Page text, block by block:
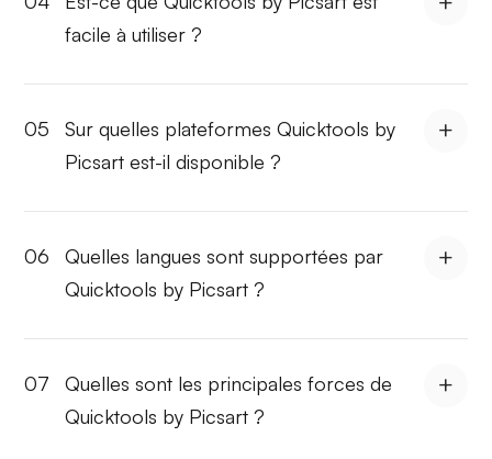
facile à utiliser ?
05
Sur quelles plateformes Quicktools by
Picsart est-il disponible ?
06
Quelles langues sont supportées par
Quicktools by Picsart ?
07
Quelles sont les principales forces de
Quicktools by Picsart ?